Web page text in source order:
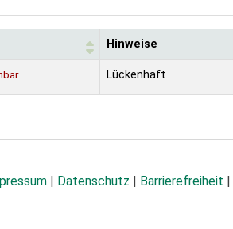
Hinweise
Lückenhaft
Datenschutz Barrierefreiheit